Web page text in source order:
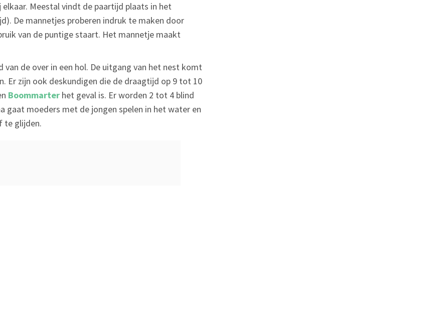
Meestal vindt de paartijd plaats in het
De mannetjes proberen indruk te maken door
van de puntige staart. Het mannetje maakt
de over in een hol. De uitgang van het nest komt
Er zijn ook deskundigen die de draagtijd op 9 tot 10
Boommarterhet geval is. Er worden 2 tot 4 blind
gaat moeders met de jongen spelen in het water en
te glijden.